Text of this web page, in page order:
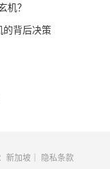
机？
的背后决策
新加坡｜ 隐私条款